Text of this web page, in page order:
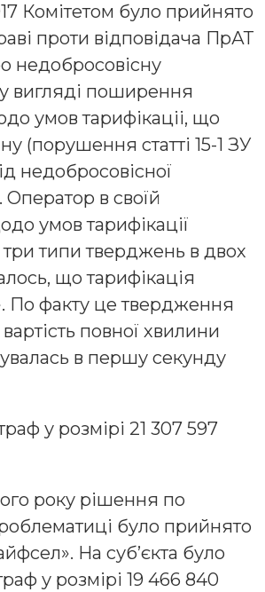
Комітетом було прийнято
проти відповідача ПрАТ
недобросовісну
вигляді поширення
умов тарифікаціі, що
(порушення статті 15-1 ЗУ
недобросовісної
Оператор в своїй
умов тарифікації
три типи тверджень в двох
що тарифікація
По факту це твердження
повної хвилини
в першу секунду
у розмірі 21 307 597
року рішення по
було прийнято
На суб’єкта було
у розмірі 19 466 840